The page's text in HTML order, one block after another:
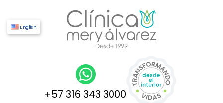
+57 316 343 3000
English